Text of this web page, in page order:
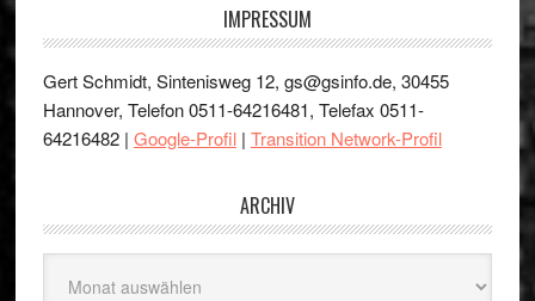
IMPRESSUM
Gert Schmidt, Sintenisweg 12, gs@gsinfo.de, 30455
Hannover, Telefon 0511-64216481, Telefax 0511-
64216482 | Google-Profil| Transition Network-Profil
ARCHIV